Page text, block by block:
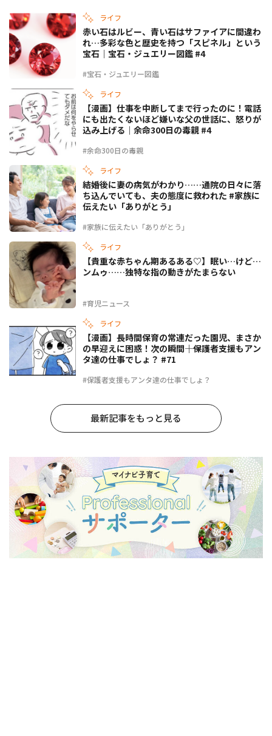
ライフ
#宝石・ジュエリー図鑑
赤い石はルビー、青い石はサファイアに間違わ
れ…多彩な色と歴史を持つ「スピネル」という
宝石｜宝石・ジュエリー図鑑 #4
ライフ
#余命300日の毒親
【漫画】仕事を中断してまで行ったのに！電話
にも出たくないほど嫌いな父の世話に、怒りが
込み上げる｜余命300日の毒親 #4
ライフ
#家族に伝えたい「ありがとう」
結婚後に妻の病気がわかり……通院の日々に落
ち込んでいても、夫の態度に救われた #家族に
伝えたい「ありがとう」
ライフ
#育児ニュース
【貴重な赤ちゃん期あるある♡】眠い…けど…
ンムゥ……独特な指の動きがたまらない
ライフ
#保護者支援もアンタ達の仕事でしょ？
【漫画】長時間保育の常連だった園児、まさか
の早迎えに困惑！次の瞬間――｜保護者支援もアン
タ達の仕事でしょ？ #71
最新記事をもっと見る